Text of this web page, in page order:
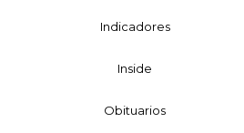
Indicadores
Inside
Obituarios